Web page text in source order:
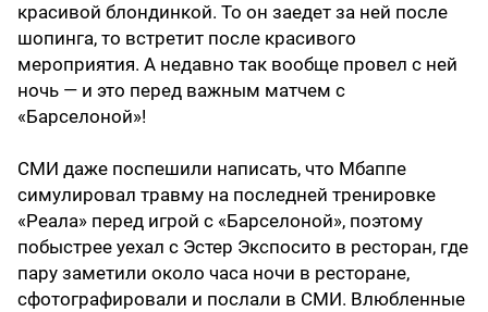
красивой блондинкой. То он заедет за ней после
шопинга, то встретит после красивого
мероприятия. А недавно так вообще провел с ней
ночь — и это перед важным матчем с
«Барселоной»!
СМИ даже поспешили написать, что Мбаппе
симулировал травму на последней тренировке
«Реала» перед игрой с «Барселоной», поэтому
побыстрее уехал с Эстер Экспосито в ресторан, где
пару заметили около часа ночи в ресторане,
сфотографировали и послали в СМИ. Влюбленные